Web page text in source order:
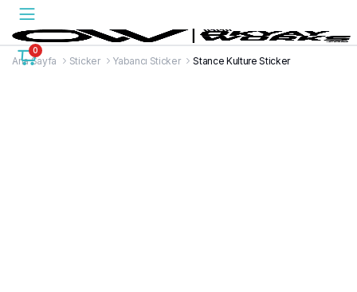
0
Ana Sayfa Sticker Yabancı Sticker Stance Kulture Sticker